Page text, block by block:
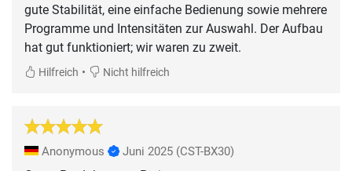
gute Stabilität, eine einfache Bedienung sowie mehrere
Programme und Intensitäten zur Auswahl. Der Aufbau
hat gut funktioniert; wir waren zu zweit.
Hilfreich • Nicht hilfreich
Anonymous Juni 2025 (CST-BX30)